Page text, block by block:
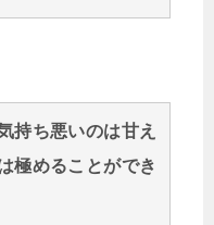
持ち悪いのは甘え
極めることができ